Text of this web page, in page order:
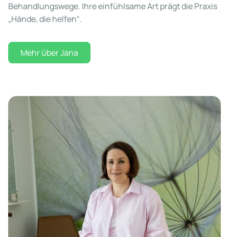
Behandlungswege. Ihre einfühlsame Art prägt die Praxis
„Hände, die helfen“.
Mehr über Jana